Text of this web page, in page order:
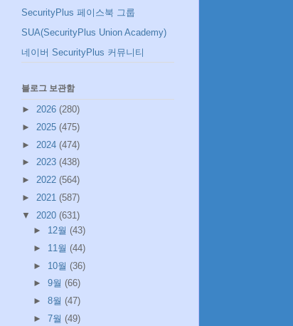
SecurityPlus 페이스북 그룹
SUA(SecurityPlus Union Academy)
네이버 SecurityPlus 커뮤니티
블로그 보관함
► 2026 (280)
► 2025 (475)
► 2024 (474)
► 2023 (438)
► 2022 (564)
► 2021 (587)
▼ 2020 (631)
► 12월 (43)
► 11월 (44)
► 10월 (36)
► 9월 (66)
► 8월 (47)
► 7월 (49)